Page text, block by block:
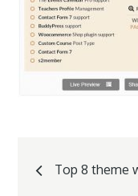
Post
Top 8 theme